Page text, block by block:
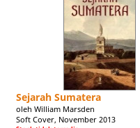
Sejarah Sumatera
oleh William Marsden
Soft Cover, November 2013